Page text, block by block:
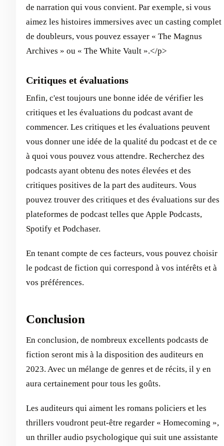
de narration qui vous convient. Par exemple, si vous
aimez les histoires immersives avec un casting complet
de doubleurs, vous pouvez essayer « The Magnus
Archives » ou « The White Vault ».</p>
Critiques et évaluations
Enfin, c'est toujours une bonne idée de vérifier les
critiques et les évaluations du podcast avant de
commencer. Les critiques et les évaluations peuvent
vous donner une idée de la qualité du podcast et de ce
à quoi vous pouvez vous attendre. Recherchez des
podcasts ayant obtenu des notes élevées et des
critiques positives de la part des auditeurs. Vous
pouvez trouver des critiques et des évaluations sur des
plateformes de podcast telles que Apple Podcasts,
Spotify et Podchaser.
En tenant compte de ces facteurs, vous pouvez choisir
le podcast de fiction qui correspond à vos intérêts et à
vos préférences.
Conclusion
En conclusion, de nombreux excellents podcasts de
fiction seront mis à la disposition des auditeurs en
2023. Avec un mélange de genres et de récits, il y en
aura certainement pour tous les goûts.
Les auditeurs qui aiment les romans policiers et les
thrillers voudront peut-être regarder « Homecoming »,
un thriller audio psychologique qui suit une assistante